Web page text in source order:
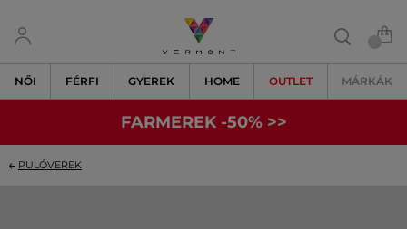
NŐI FÉRFI GYEREK HOME OUTLET MÁRKÁK
FARMEREK -50% >>
PULÓVEREK